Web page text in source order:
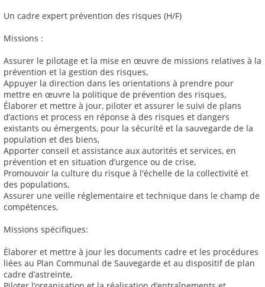
Un cadre expert prévention des risques (H/F)
Missions :
Assurer le pilotage et la mise en œuvre de missions relatives à la
prévention et la gestion des risques,
Appuyer la direction dans les orientations à prendre pour
mettre en œuvre la politique de prévention des risques,
Élaborer et mettre à jour, piloter et assurer le suivi de plans
d’actions et process en réponse à des risques et dangers
existants ou émergents, pour la sécurité et la sauvegarde de la
population et des biens,
Apporter conseil et assistance aux autorités et services, en
prévention et en situation d’urgence ou de crise,
Promouvoir la culture du risque à l'échelle de la collectivité et
des populations,
Assurer une veille réglementaire et technique dans le champ de
compétences,
Missions spécifiques:
Élaborer et mettre à jour les documents cadre et les procédures
liées au Plan Communal de Sauvegarde et au dispositif de plan
cadre d’astreinte,